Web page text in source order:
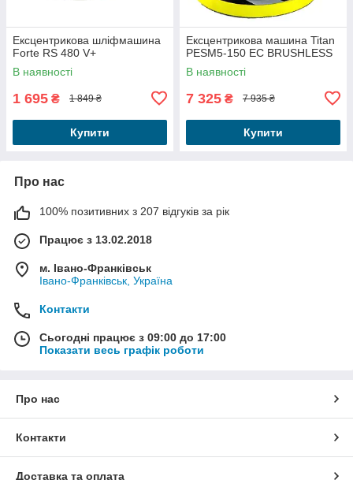
Ексцентрикова шліфмашина
Forte RS 480 V+
В наявності
1 695 ₴ 1 849 ₴
Купити
Ексцентрикова машина Titan
PESM5-150 EC BRUSHLESS
В наявності
7 325 ₴ 7 935 ₴
Купити
Про нас
100% позитивних з 207 відгуків за рік
Працює з 13.02.2018
м. Івано-Франківськ
Івано-Франківськ, Україна
Контакти
Сьогодні працює з 09:00 до 17:00
Показати весь графік роботи
Про нас
Контакти
Доставка та оплата